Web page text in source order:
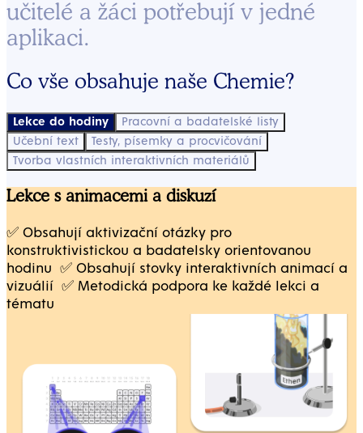
učitelé a žáci potřebují v jedné
aplikaci.
Co vše obsahuje naše Chemie?
Lekce do hodiny
Pracovní a badatelské listy
Učební text
Testy, písemky a procvičování
Tvorba vlastních interaktivních materiálů
Lekce s animacemi a diskuzí
✅ Obsahují aktivizační otázky pro
konstruktivistickou a badatelsky orientovanou
hodinu ‍ ✅ Obsahují stovky interaktivních animací a
vizuálií ‍ ✅ Metodická podpora ke každé lekci a
tématu